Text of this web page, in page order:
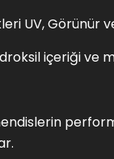
UV, Görünür
içeriği